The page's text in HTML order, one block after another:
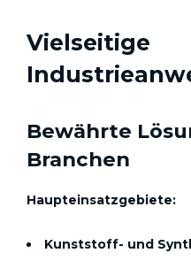
Vielseitige
Bewährte
Branchen
Haupteinsatzgebiete:
Kunststoff- und